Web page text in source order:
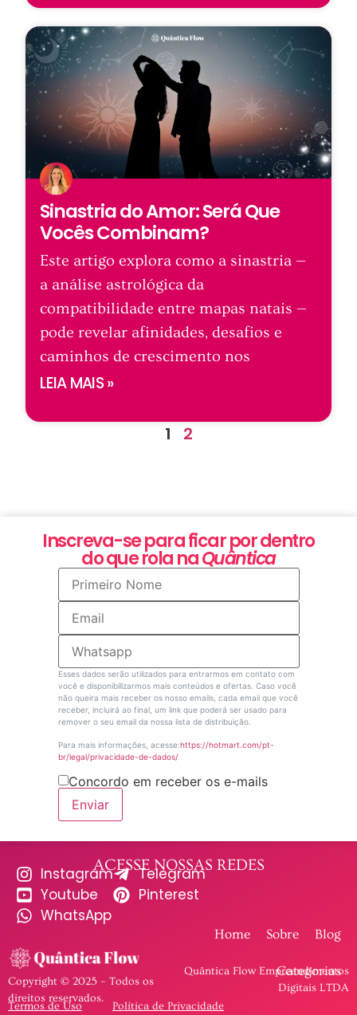
Sinastria do Amor: Será Que
Vocês Combinam?
Este artigo explora como a sinastria —
a análise astrológica da
compatibilidade entre mapas natais —
pode revelar afinidades, desafios e
caminhos de crescimento nos
LEIA MAIS »
1 2
Inscreva-se para ficar por dentro
do que rola naQuântica
Esses dados serão utilizados para entrarmos em contato com
você e disponibilizarmos mais conteúdos e ofertas. Caso você
não queira mais receber os nosso emails, cada email que você
receber, incluirá ao final, um link que poderá ser usado para
remover o seu email da nossa lista de distribuição.
Para mais informações, acesse:https://hotmart.com/pt-
br/legal/privacidade-de-dados/
Concordo em receber os e-mails
Enviar
ACESSE NOSSAS REDES
Instagram
Youtube
WhatsApp
Telegram
Pinterest
Home Sobre Blog
Categorias
Copyright © 2025 – Todos os
direitos reservados.
Quântica Flow Empreendimentos
Digitais LTDA
Termos de Uso
Política de Privacidade